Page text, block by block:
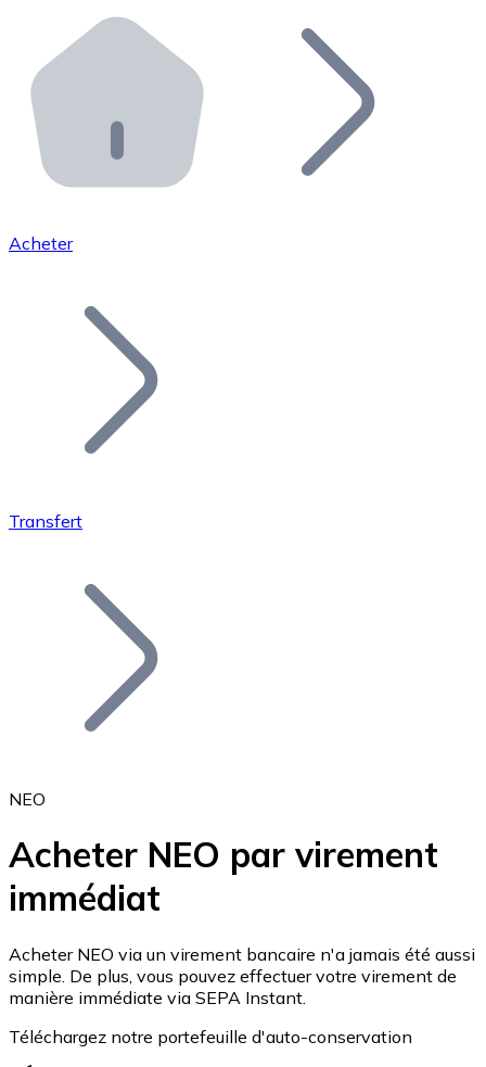
Distributeurs automatiques Bitnovo
Intégrez un ATM Bitnovo dans votre entreprise et
API Bitnovo
Intégrez notre API dans votre écosystème.
Rejoignez notre réseau de distributeurs et
Ajoutez le token de votre projet à notre service
Bitcoin
Ethereum
ETH
Acheter
Transfert
NEO
Acheter NEO par virement
immédiat
Acheter NEO via un virement bancaire n'a jamais été aussi
simple. De plus, vous pouvez effectuer votre virement de
manière immédiate via SEPA Instant.
Téléchargez notre portefeuille d'auto-conservation